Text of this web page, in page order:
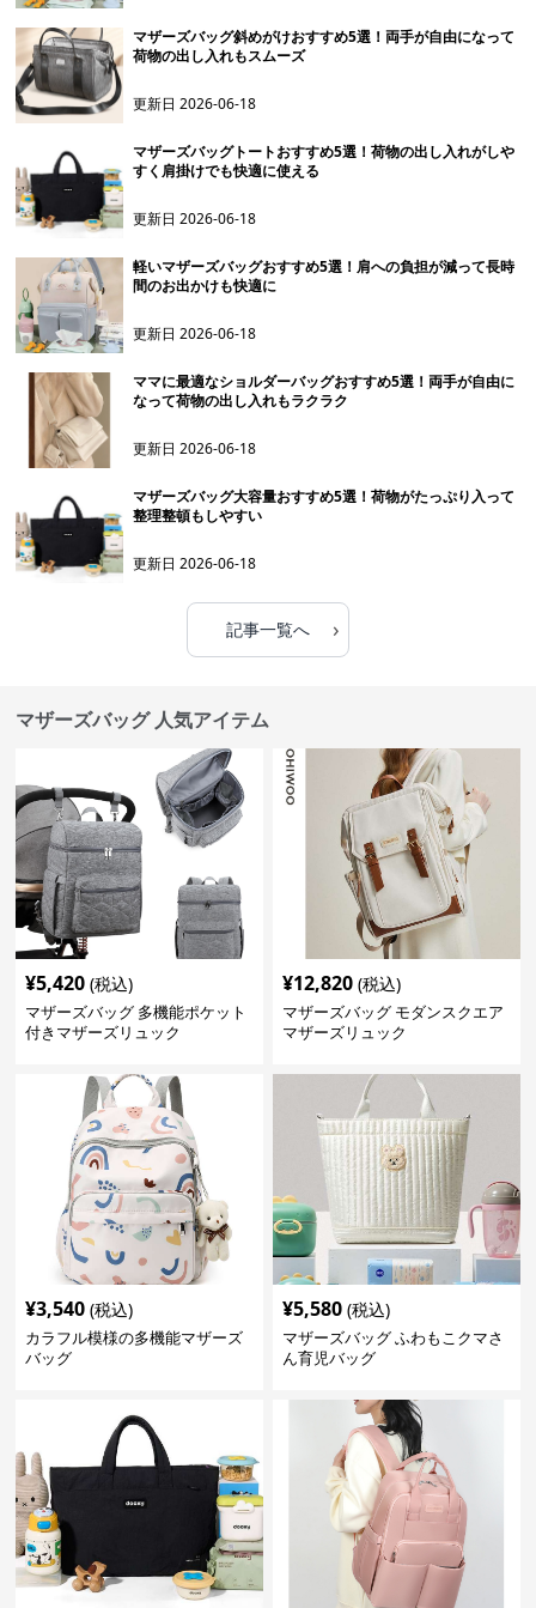
マザーズバッグ斜めがけおすすめ5選！両手が自由になって
荷物の出し入れもスムーズ
更新日2026-06-18
マザーズバッグトートおすすめ5選！荷物の出し入れがしや
すく肩掛けでも快適に使える
更新日2026-06-18
軽いマザーズバッグおすすめ5選！肩への負担が減って長時
間のお出かけも快適に
更新日2026-06-18
ママに最適なショルダーバッグおすすめ5選！両手が自由に
なって荷物の出し入れもラクラク
更新日2026-06-18
マザーズバッグ大容量おすすめ5選！荷物がたっぷり入って
整理整頓もしやすい
更新日2026-06-18
記事一覧へ ›
マザーズバッグ 人気アイテム
¥5,420 (税込)
マザーズバッグ 多機能ポケット
付きマザーズリュック
¥12,820 (税込)
マザーズバッグ モダンスクエア
マザーズリュック
¥3,540 (税込)
カラフル模様の多機能マザーズ
バッグ
¥5,580 (税込)
マザーズバッグ ふわもこクマさ
ん育児バッグ